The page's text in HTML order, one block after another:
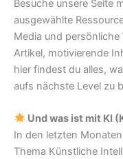
Besuche unsere Seite
ausgewählte
Media und
Artikel, motivierende
hier findest du alles,
aufs nächste Level zu
Und was ist mit KI
In den letzten
Thema Künstliche